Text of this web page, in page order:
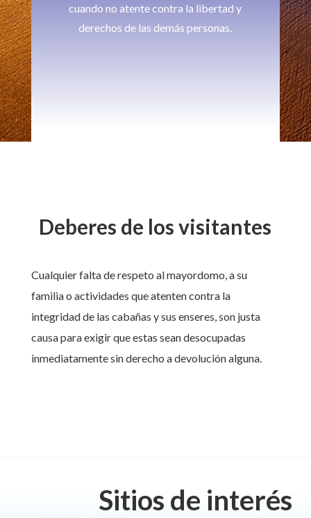
cuando no atente contra la libertad y
derechos de las demás personas.
Deberes de los visitantes
Cualquier falta de respeto al mayordomo, a su
familia o actividades que atenten contra la
integridad de las cabañas y sus enseres, son justa
causa para exigir que estas sean desocupadas
inmediatamente sin derecho a devolución alguna.
Sitios de interés